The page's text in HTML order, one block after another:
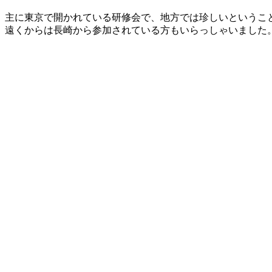
主に東京で開かれている研修会で、地方では珍しいというこ
遠くからは長崎から参加されている方もいらっしゃいました